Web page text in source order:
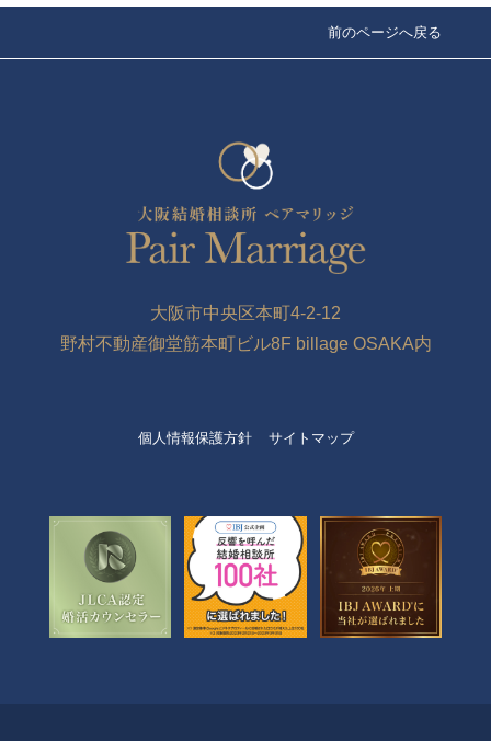
前のページへ戻る
大阪市中央区本町4-2-12
野村不動産御堂筋本町ビル8F billage OSAKA内
個人情報保護方針 サイトマップ